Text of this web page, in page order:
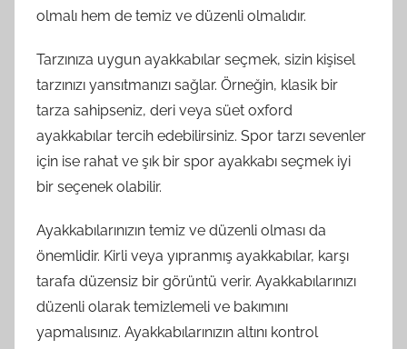
olmalı hem de temiz ve düzenli olmalıdır.
Tarzınıza uygun ayakkabılar seçmek, sizin kişisel
tarzınızı yansıtmanızı sağlar. Örneğin, klasik bir
tarza sahipseniz, deri veya süet oxford
ayakkabılar tercih edebilirsiniz. Spor tarzı sevenler
için ise rahat ve şık bir spor ayakkabı seçmek iyi
bir seçenek olabilir.
Ayakkabılarınızın temiz ve düzenli olması da
önemlidir. Kirli veya yıpranmış ayakkabılar, karşı
tarafa düzensiz bir görüntü verir. Ayakkabılarınızı
düzenli olarak temizlemeli ve bakımını
yapmalısınız. Ayakkabılarınızın altını kontrol